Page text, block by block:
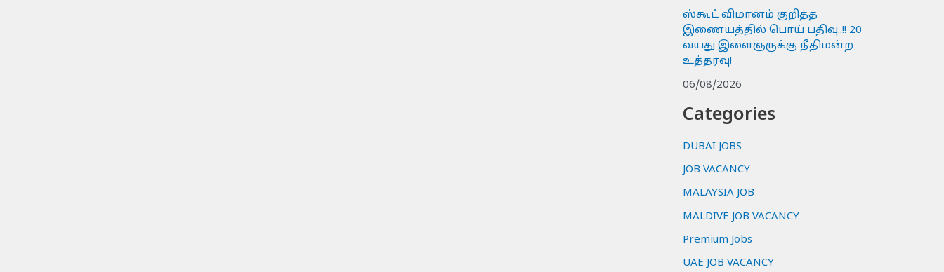
ஸ்கூட் விமானம் குறித்த
இணையத்தில் பொய் பதிவு..!! 20
வயது இளைஞருக்கு நீதிமன்ற
உத்தரவு!
06/08/2026
Categories
DUBAI JOBS
JOB VACANCY
MALAYSIA JOB
MALDIVE JOB VACANCY
Premium Jobs
UAE JOB VACANCY